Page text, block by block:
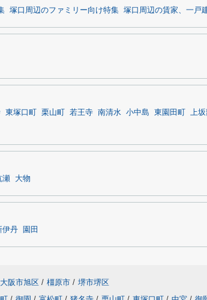
塚口周辺のファミリー向け特集 塚口周辺の賃家、一戸
東塚口町 栗山町 若王寺 南清水 小中島 東園田町 上
瀬 大物
伊丹 園田
大阪市旭区 / 橿原市 / 堺市堺区